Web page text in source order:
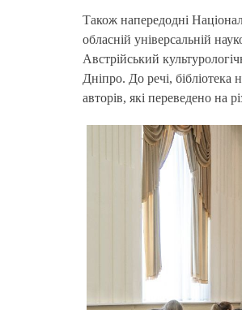
Також напередодні
обласній універсальній
Австрійський
Дніпро. До речі,
авторів, які переведено на